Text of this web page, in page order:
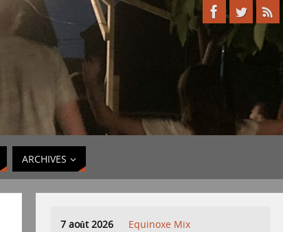
ARCHIVES
7 août 2026
Equinoxe Mix